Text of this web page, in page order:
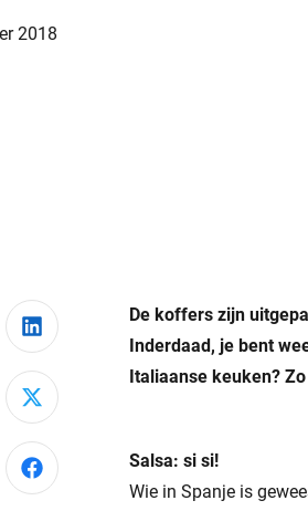
2018
De koffers zijn
Inderdaad, je bent
Italiaanse keuken?
Salsa: si si!
Wie in Spanje is
Deel via LinkedIn
Deel via X
Deel via Facebook